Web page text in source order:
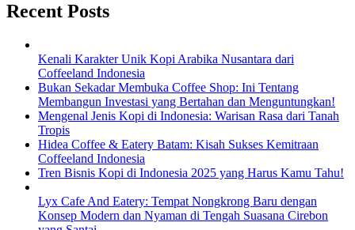
Recent Posts
Kenali Karakter Unik Kopi Arabika Nusantara dari
Coffeeland Indonesia
Bukan Sekadar Membuka Coffee Shop: Ini Tentang
Membangun Investasi yang Bertahan dan Menguntungkan!
Mengenal Jenis Kopi di Indonesia: Warisan Rasa dari Tanah
Tropis
Hidea Coffee & Eatery Batam: Kisah Sukses Kemitraan
Coffeeland Indonesia
Tren Bisnis Kopi di Indonesia 2025 yang Harus Kamu Tahu!
Lyx Cafe And Eatery: Tempat Nongkrong Baru dengan
Konsep Modern dan Nyaman di Tengah Suasana Cirebon